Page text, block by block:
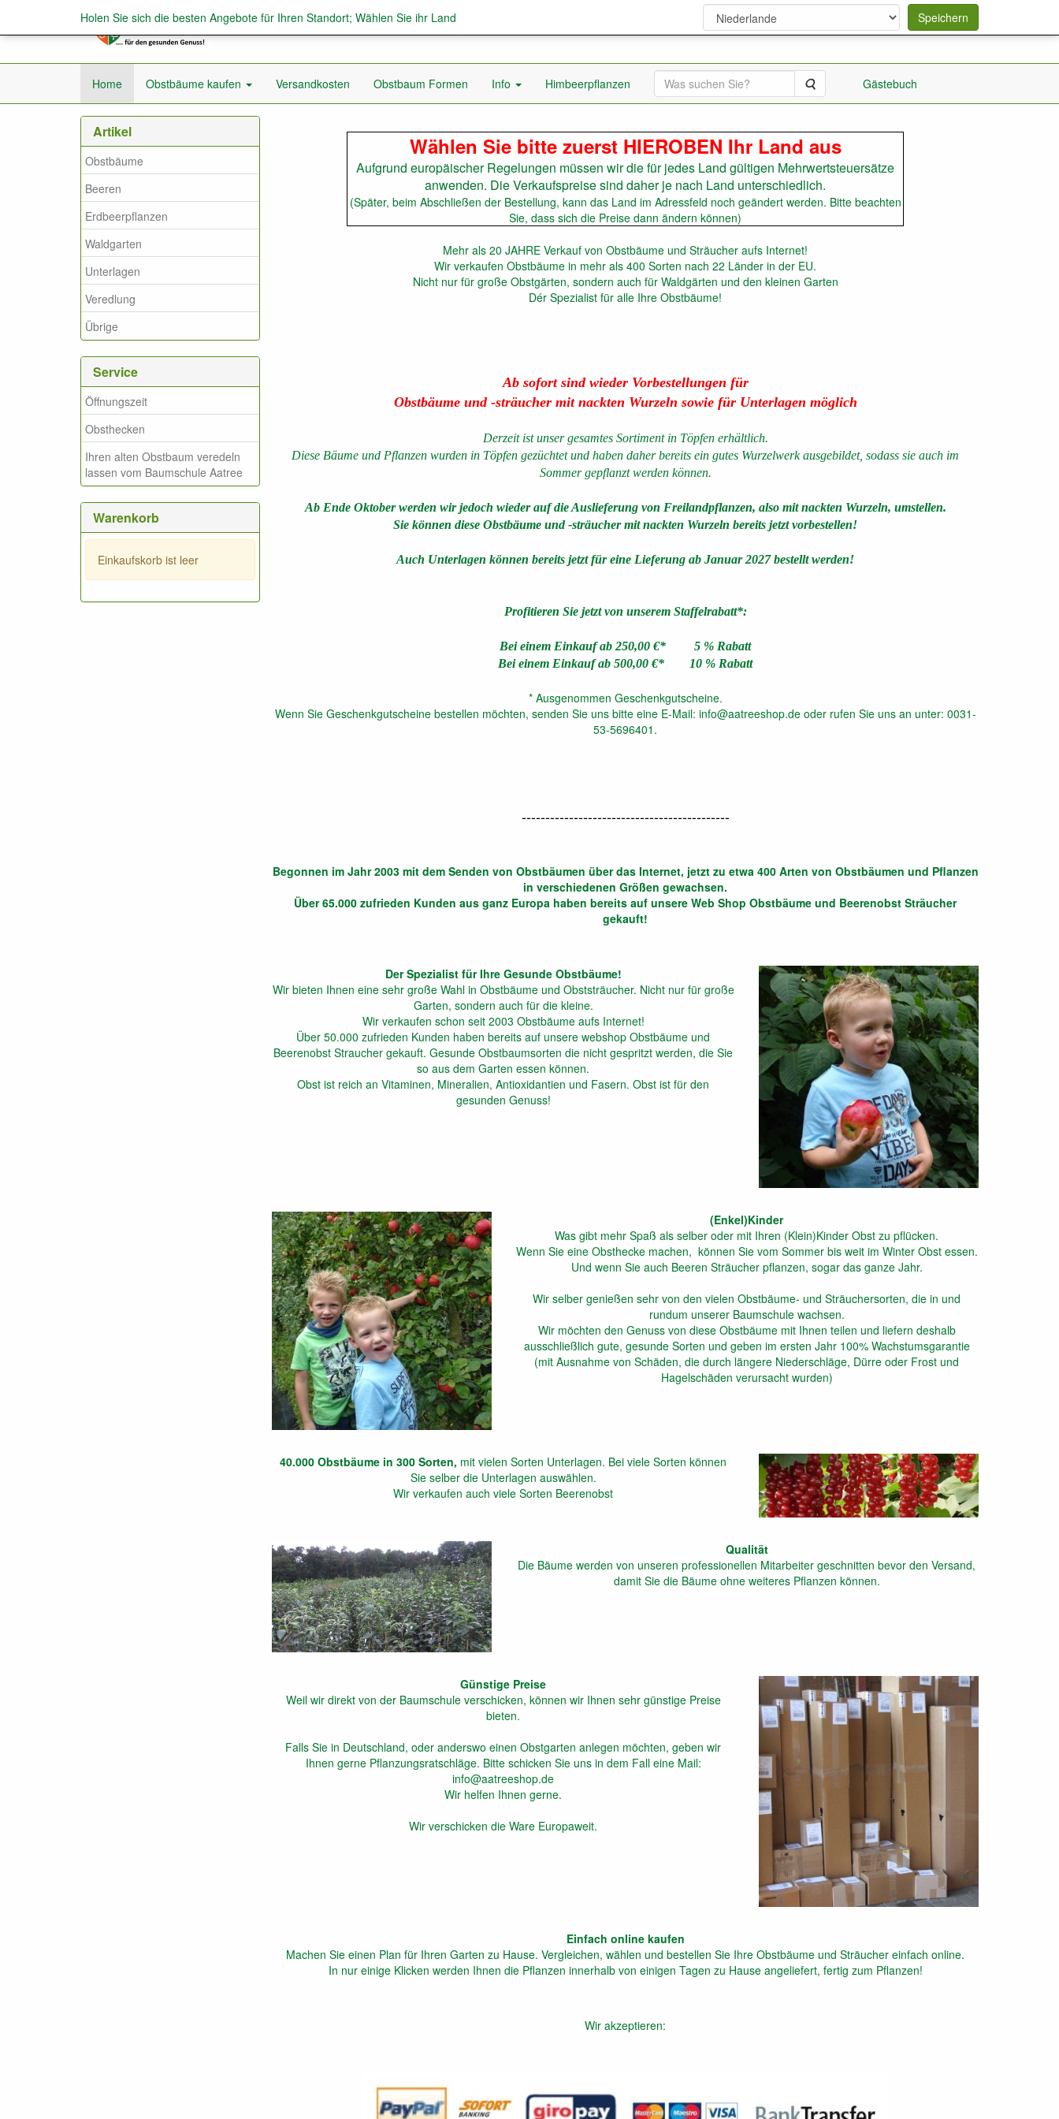
Home Obstbäume kaufen Versandkosten Obstbaum Formen Info Himbeerpflanzen Suche Gästebuch
Artikel
Obstbäume
Beeren
Erdbeerpflanzen
Waldgarten
Unterlagen
Veredlung
Übrige
Service
Öffnungszeit
Obsthecken
Ihren alten Obstbaum veredeln
lassen vom Baumschule Aatree
Warenkorb
Einkaufskorb ist leer
Wählen Sie bitte zuerst HIEROBEN Ihr Land aus
Aufgrund europäischer Regelungen müssen wir die für jedes Land gültigen Mehrwertsteuersätze
anwenden. Die Verkaufspreise sind daher je nach Land unterschiedlich.
(Später, beim Abschließen der Bestellung, kann das Land im Adressfeld noch geändert werden. Bitte beachten
Sie, dass sich die Preise dann ändern können)
Mehr als 20 JAHRE Verkauf von Obstbäume und Sträucher aufs Internet!
Wir verkaufen Obstbäume in mehr als 400 Sorten nach 22 Länder in der EU.
Nicht nur für große Obstgärten, sondern auch für Waldgärten und den kleinen Garten
Dér Spezialist für alle Ihre Obstbäume!
Ab sofort sind wieder Vorbestellungen für
Obstbäume und -sträucher mit nackten Wurzeln sowie für Unterlagen möglich
Derzeit ist unser gesamtes Sortiment in Töpfen erhältlich.
Diese Bäume und Pflanzen wurden in Töpfen gezüchtet und haben daher bereits ein gutes Wurzelwerk ausgebildet, sodass sie auch im
Sommer gepflanzt werden können.
Ab Ende Oktober werden wir jedoch wieder auf die Auslieferung von Freilandpflanzen, also mit nackten Wurzeln, umstellen.
Sie können diese Obstbäume und -sträucher mit nackten Wurzeln bereits jetzt vorbestellen!
Auch Unterlagen können bereits jetzt für eine Lieferung ab Januar 2027 bestellt werden!
Profitieren Sie jetzt von unserem Staffelrabatt*:
Bei einem Einkauf ab 250,00 €* 5 % Rabatt
Bei einem Einkauf ab 500,00 €* 10 % Rabatt
* Ausgenommen Geschenkgutscheine.
Wenn Sie Geschenkgutscheine bestellen möchten, senden Sie uns bitte eine E-Mail: info@aatreeshop.de oder rufen Sie uns an unter: 0031-
53-5696401.
--------------------------------------------
Begonnen im Jahr 2003 mit dem Senden von Obstbäumen über das Internet, jetzt zu etwa 400 Arten von Obstbäumen und Pflanzen
in verschiedenen Größen gewachsen.
Über 65.000 zufrieden Kunden aus ganz Europa haben bereits auf unsere Web Shop Obstbäume und Beerenobst Sträucher
gekauft!
Der Spezialist für Ihre Gesunde Obstbäume!
Wir bieten Ihnen eine sehr große Wahl in Obstbäume und Obststräucher. Nicht nur für große
Garten, sondern auch für die kleine.
Wir verkaufen schon seit 2003 Obstbäume aufs Internet!
Über 50.000 zufrieden Kunden haben bereits auf unsere webshop Obstbäume und
Beerenobst Straucher gekauft. Gesunde Obstbaumsorten die nicht gespritzt werden, die Sie
so aus dem Garten essen können.
Obst ist reich an Vitaminen, Mineralien, Antioxidantien und Fasern. Obst ist für den
gesunden Genuss!
(Enkel)Kinder
Was gibt mehr Spaß als selber oder mit Ihren (Klein)Kinder Obst zu pflücken.
Wenn Sie eine Obsthecke machen, können Sie vom Sommer bis weit im Winter Obst essen.
Und wenn Sie auch Beeren Sträucher pflanzen, sogar das ganze Jahr.
Wir selber genießen sehr von den vielen Obstbäume- und Sträuchersorten, die in und
rundum unserer Baumschule wachsen.
Wir möchten den Genuss von diese Obstbäume mit Ihnen teilen und liefern deshalb
ausschließlich gute, gesunde Sorten und geben im ersten Jahr 100% Wachstumsgarantie
(mit Ausnahme von Schäden, die durch längere Niederschläge, Dürre oder Frost und
Hagelschäden verursacht wurden)
40.000 Obstbäume in 300 Sorten, mit vielen Sorten Unterlagen. Bei viele Sorten können
Sie selber die Unterlagen auswählen.
Wir verkaufen auch viele Sorten Beerenobst
Qualität
Die Bäume werden von unseren professionellen Mitarbeiter geschnitten bevor den Versand,
damit Sie die Bäume ohne weiteres Pflanzen können.
Günstige Preise
Weil wir direkt von der Baumschule verschicken, können wir Ihnen sehr günstige Preise
bieten.
Falls Sie in Deutschland, oder anderswo einen Obstgarten anlegen möchten, geben wir
Ihnen gerne Pflanzungsratschläge. Bitte schicken Sie uns in dem Fall eine Mail:
info@aatreeshop.de
Wir helfen Ihnen gerne.
Wir verschicken die Ware Europaweit.
Einfach online kaufen
Machen Sie einen Plan für Ihren Garten zu Hause. Vergleichen, wählen und bestellen Sie Ihre Obstbäume und Sträucher einfach online.
In nur einige Klicken werden Ihnen die Pflanzen innerhalb von einigen Tagen zu Hause angeliefert, fertig zum Pflanzen!
Wir akzeptieren:
Holen Sie sich die besten Angebote für Ihren Standort; Wählen Sie ihr Land Speichern